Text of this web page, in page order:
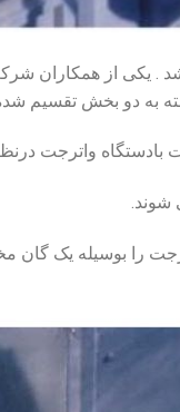
. یکی از همکاران
به دو بخش تقسیم
واترجت
شوند.
را بوسیله یک گان